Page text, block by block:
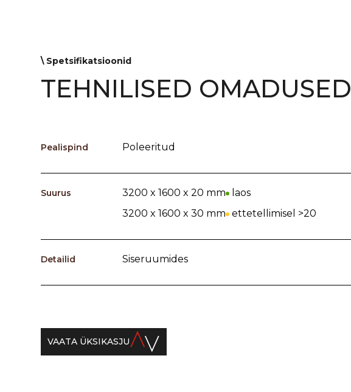
\ Spetsifikatsioonid
TEHNILISED OMADUSED
Pealispind Poleeritud
Suurus 3200 x 1600 x 20 mm
laos
3200 x 1600 x 30 mm ettetellimisel >20
Detailid Siseruumides
VAATA ÜKSIKASJU